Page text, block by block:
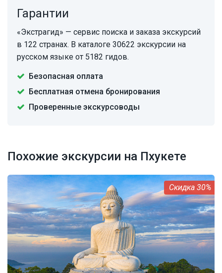
Гарантии
«Экстрагид» — сервис поиска и заказа экскурсий
в 122 странах. В каталоге 30622 экскурсии на
русском языке от 5182 гидов.
Безопасная оплата
Бесплатная отмена бронирования
Проверенные экскурсоводы
Похожие экскурсии на Пхукете
30%